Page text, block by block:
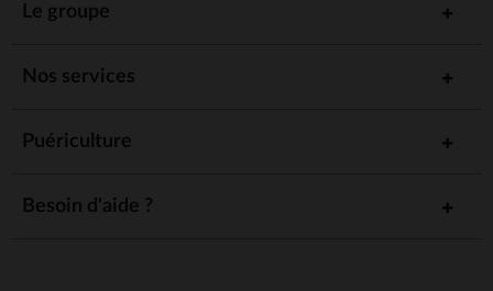
Le groupe
Nos services
Puériculture
Besoin d'aide ?